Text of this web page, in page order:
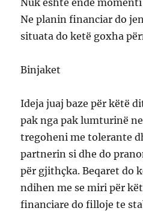
Ne planin financiar do
situata do ketë goxha
Binjaket
Ideja juaj baze për këtë
pak nga pak lumturinë
tregoheni me tolerante
partnerin si dhe do
për gjithçka. Beqaret do
ndihen me se miri për
financiare do filloje te